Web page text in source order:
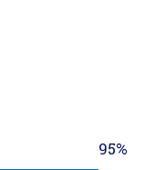
95%